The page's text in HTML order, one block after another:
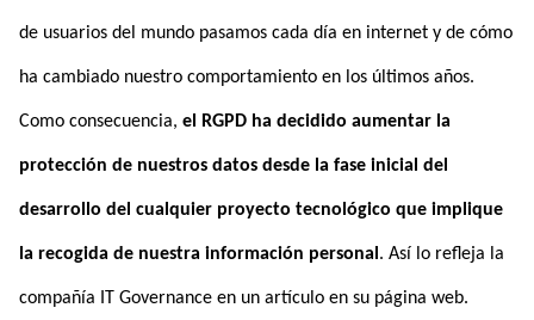
de usuarios del mundo pasamos cada día en internet y de cómo
ha cambiado nuestro comportamiento en los últimos años.
Como consecuencia, el RGPD ha decidido aumentar la
protección de nuestros datos desde la fase inicial del
desarrollo del cualquier proyecto tecnológico que implique
la recogida de nuestra información personal . Así lo refleja la
compañía IT Governance en un artículo en su página web.